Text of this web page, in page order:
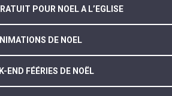
POUR NOEL A L’EGLISE
DE NOEL
END FÉÉRIES DE NOËL